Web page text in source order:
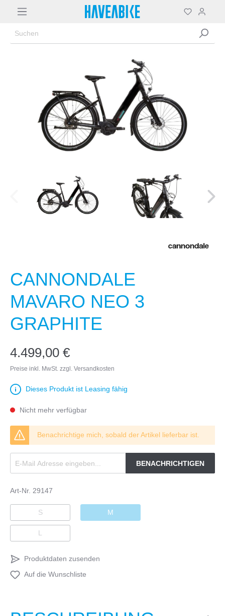
CANNONDALE
MAVARO NEO 3
GRAPHITE
4.499,00 €
Preise inkl. MwSt. zzgl. Versandkosten
Dieses Produkt ist Leasing fähig
Nicht mehr verfügbar
Benachrichtige mich, sobald der Artikel lieferbar ist.
BENACHRICHTIGEN
Art-Nr. 29147
S M
L
Produktdaten zusenden
Auf die Wunschliste